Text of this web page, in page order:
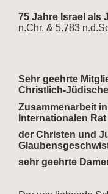
75 Jahre Israel
n.Chr. & 5.783
Sehr geehrte
Christlich-Jüdische
Zusammenarbeit
Internationalen Rat
der Christen und
sehr geehrte